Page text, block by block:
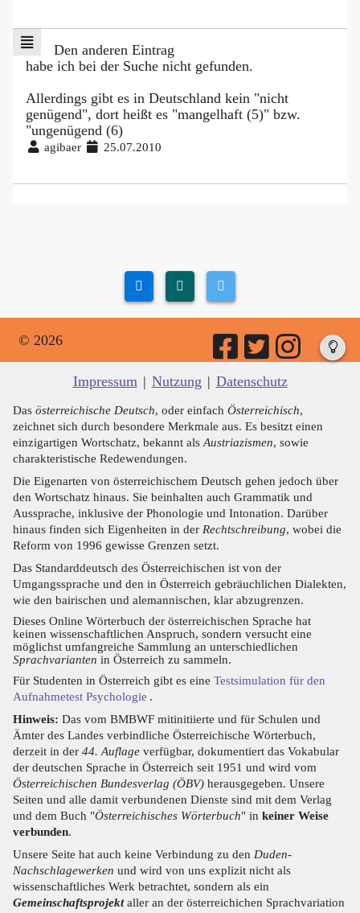
Den anderen Eintrag
habe ich bei der Suche nicht gefunden.
Allerdings gibt es in Deutschland kein "nicht
genügend", dort heißt es "mangelhaft (5)" bzw.
"ungenügend (6)
agibaer 25.07.2010
© 2026
Impressum | Nutzung | Datenschutz
Das österreichische Deutsch, oder einfach Österreichisch,
zeichnet sich durch besondere Merkmale aus. Es besitzt einen
einzigartigen Wortschatz, bekannt alsAustriazismen, sowie
charakteristische Redewendungen.
Die Eigenarten von österreichischem Deutsch gehen jedoch über
den Wortschatz hinaus. Sie beinhalten auch Grammatik und
Aussprache, inklusive der Phonologie und Intonation. Darüber
hinaus finden sich Eigenheiten in der Rechtschreibung, wobei die
Reform von 1996 gewisse Grenzen setzt.
Das Standarddeutsch des Österreichischen ist von der
Umgangssprache und den in Österreich gebräuchlichen Dialekten,
wie den bairischen und alemannischen, klar abzugrenzen.
Dieses Online Wörterbuch der österreichischen Sprache hat
keinen wissenschaftlichen Anspruch, sondern versucht eine
möglichst umfangreiche Sammlung an unterschiedlichen
Sprachvarianten in Österreich zu sammeln.
Für Studenten in Österreich gibt es eine Testsimulation für den
Aufnahmetest Psychologie .
Hinweis: Das vom BMBWF mitinitiierte und für Schulen und
Ämter des Landes verbindliche Österreichische Wörterbuch,
derzeit in der 44. Auflage verfügbar, dokumentiert das Vokabular
der deutschen Sprache in Österreich seit 1951 und wird vom
Österreichischen Bundesverlag (ÖBV) herausgegeben. Unsere
Seiten und alle damit verbundenen Dienste sind mit dem Verlag
und dem Buch "Österreichisches Wörterbuch" in keiner Weise
verbunden.
Unsere Seite hat auch keine Verbindung zu den Duden-
Nachschlagewerken und wird von uns explizit nicht als
wissenschaftliches Werk betrachtet, sondern als ein
Gemeinschaftsprojektaller an der österreichichen Sprachvariation